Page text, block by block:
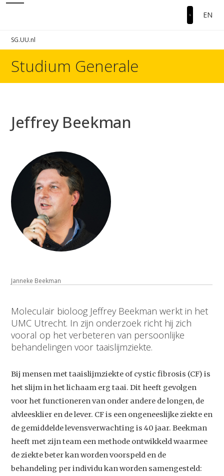
EN
SG.UU.nl
Studium Generale
Jeffrey Beekman
Janneke Beekman
Moleculair bioloog Jeffrey Beekman werkt in het
UMC Utrecht. In zijn onderzoek richt hij zich
vooral op het verbeteren van persoonlijke
behandelingen voor taaislijmziekte.
Bij mensen met taaislijmziekte of cystic fibrosis (CF) is
het slijm in het lichaam erg taai. Dit heeft gevolgen
voor het functioneren van onder andere de longen, de
alvleesklier en de lever. CF is een ongeneeslijke ziekte en
de gemiddelde levensverwachting is 40 jaar. Beekman
heeft met zijn team een methode ontwikkeld waarmee
de ziekte beter kan worden voorspeld en de
behandeling per individu kan worden samengesteld: